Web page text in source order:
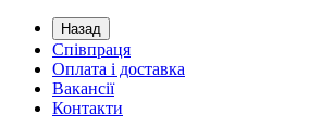
Назад
Співпраця
Оплата і доставка
Вакансії
Контакти